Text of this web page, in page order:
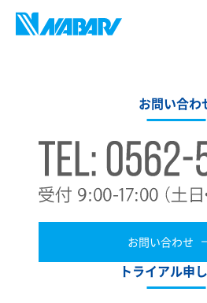
お問い合わ
お問い合わせ
トライアル申